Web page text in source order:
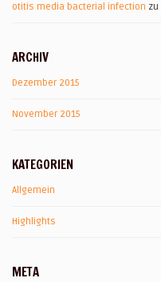
otitis media bacterial infection zu
ARCHIV
Dezember 2015
November 2015
KATEGORIEN
Allgemein
Highlights
META